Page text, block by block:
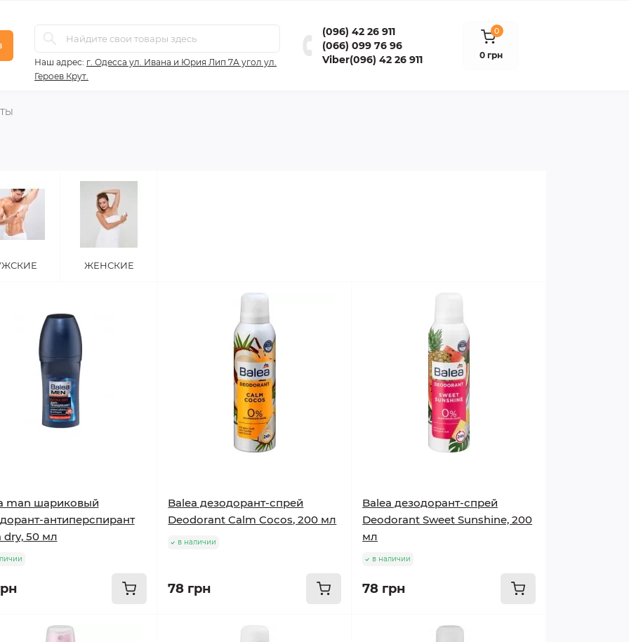
Наш адрес: г. Одесса ул. Ивана и Юрия Лип 7А угол ул.
Героев Крут.
(096) 42 26 911
(066) 099 76 96
Viber(096) 42 26 911
0
0 грн
ЖЕНСКИЕ
man шариковый
антиперспирант
dry, 50 мл
Balea дезодорант-спрей
Deodorant Calm Cocos, 200 мл
в наличии
78 грн
Balea дезодорант-спрей
Deodorant Sweet Sunshine, 200
мл
в наличии
78 грн